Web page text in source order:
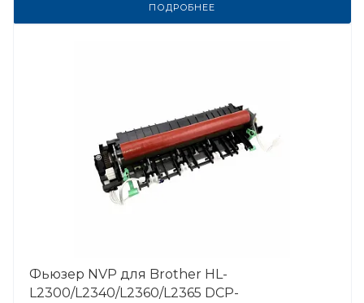
ПОДРОБНЕЕ
Фьюзер NVP для Brother HL-
L2300/L2340/L2360/L2365 DCP-